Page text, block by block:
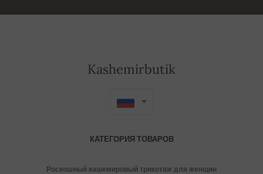
Kashemirbutik
КАТЕГОРИЯ ТОВАРОВ
Роскошный кашемировый трикотаж для женщин